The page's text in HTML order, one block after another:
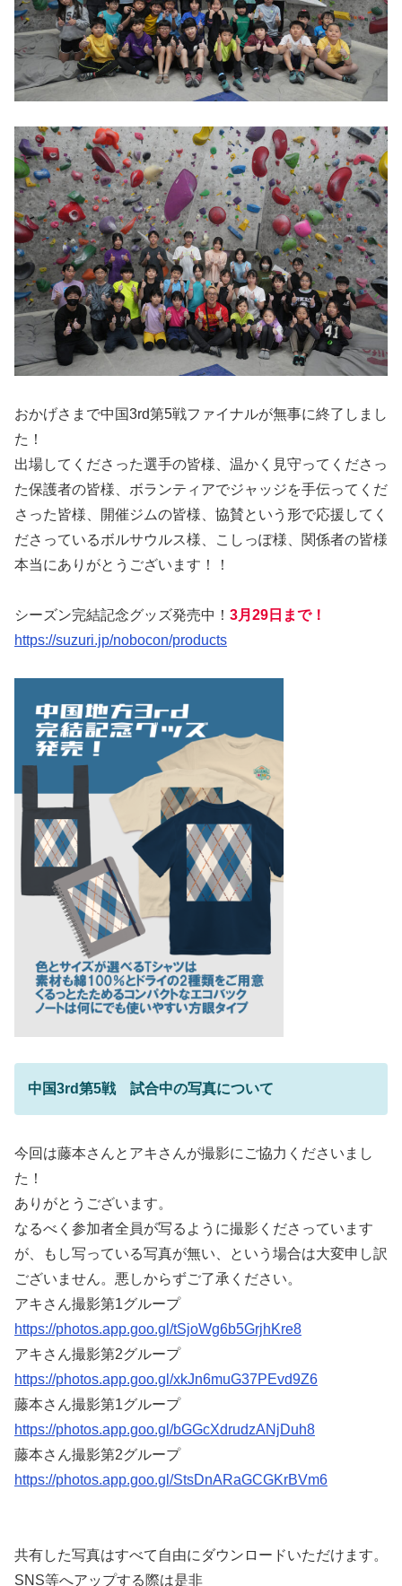
おかげさまで中国3rd第5戦ファイナルが無事に終了しまし
た！
出場してくださった選手の皆様、温かく見守ってくださっ
た保護者の皆様、ボランティアでジャッジを手伝ってくだ
さった皆様、開催ジムの皆様、協賛という形で応援してく
ださっているボルサウルス様、こしっぽ様、関係者の皆様
本当にありがとうございます！！
シーズン完結記念グッズ発売中！ 3月29日まで！
https://suzuri.jp/nobocon/products
中国3rd第5戦 試合中の写真について
今回は藤本さんとアキさんが撮影にご協力くださいまし
た！
ありがとうございます。
なるべく参加者全員が写るように撮影くださっています
が、もし写っている写真が無い、という場合は大変申し訳
ございません。悪しからずご了承ください。
アキさん撮影第1グループ
https://photos.app.goo.gl/tSjoWg6b5GrjhKre8
アキさん撮影第2グループ
https://photos.app.goo.gl/xkJn6muG37PEvd9Z6
藤本さん撮影第1グループ
https://photos.app.goo.gl/bGGcXdrudzANjDuh8
藤本さん撮影第2グループ
https://photos.app.goo.gl/StsDnARaGCGKrBVm6
共有した写真はすべて自由にダウンロードいただけます。
SNS等へアップする際は是非